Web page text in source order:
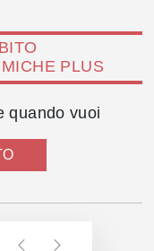
PLUS
quando vuoi